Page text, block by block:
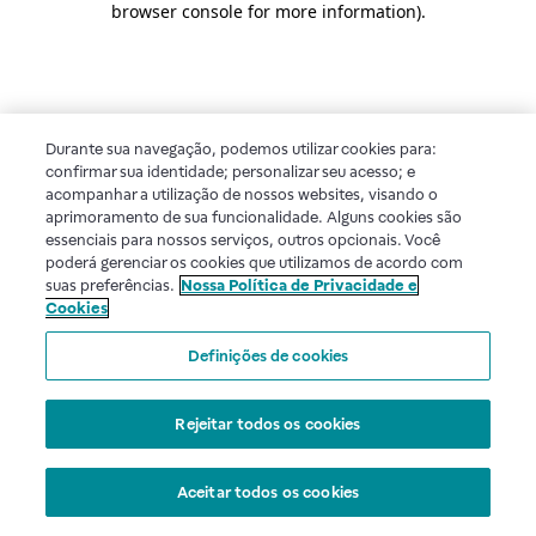
browser console for more information).
Durante sua navegação, podemos utilizar cookies para:
confirmar sua identidade; personalizar seu acesso; e
acompanhar a utilização de nossos websites, visando o
aprimoramento de sua funcionalidade. Alguns cookies são
essenciais para nossos serviços, outros opcionais. Você
poderá gerenciar os cookies que utilizamos de acordo com
suas preferências. Nossa Política de Privacidade e
Cookies
Definições de cookies
Rejeitar todos os cookies
Aceitar todos os cookies